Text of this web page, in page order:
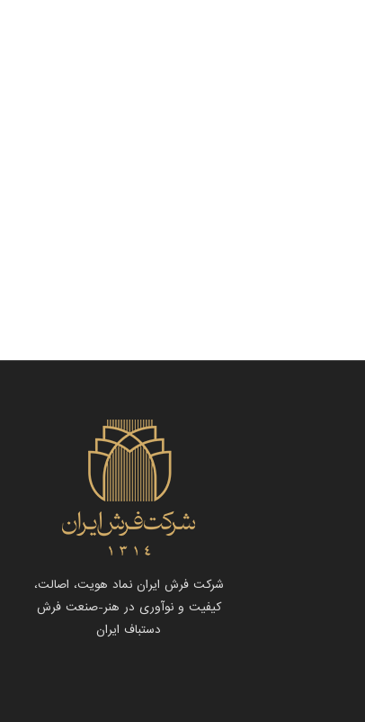
شرکت فرش ایران نماد هویت، اصالت،
کیفیت و نوآوری در هنر-صنعت فرش
دستباف ایران